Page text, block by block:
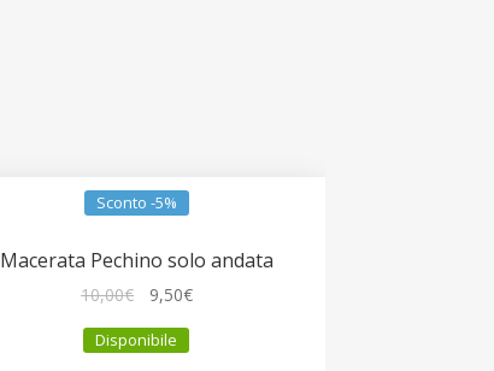
Sconto -5%
Macerata Pechino solo andata
10,00€
originale
9,50€Il
Disponibile